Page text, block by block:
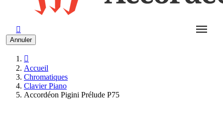

Annuler

Accueil
Chromatiques
Clavier Piano
Accordéon Pigini Prélude P75